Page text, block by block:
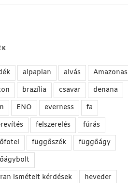
alpaplan alvás
Amazonas
brazília csavar
denana
ENO everness
fa
felszerelés
fúrás
függőszék
függőágy
ismételt kérdések
heveder